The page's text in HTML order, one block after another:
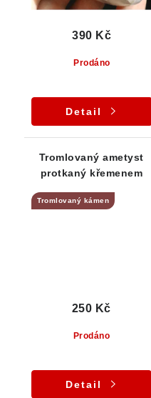
Prodáno
390 Kč
Detail
Tromlovaný ametyst
protkaný křemenem
Tromlovaný kámen
Prodáno
250 Kč
Detail